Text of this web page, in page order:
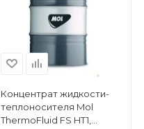
Концентрат жидкости-
теплоносителя Mol
ThermoFluid FS HT1,